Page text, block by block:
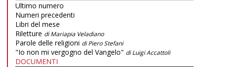
Ultimo numero
Numeri precedenti
Libri del mese
Riletture di Mariapia Veladiano
Parole delle religioni di Piero Stefani
"Io non mi vergogno del Vangelo" di Luigi Accattoli
DOCUMENTI